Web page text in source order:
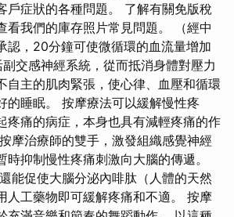
戶症狀的各種問題。 了解有關免版稅
看我們的庫存照片常見問題。 （經中
認，20分鐘可使微循環的血流量增加
交感神經系統，從而抵消身體對壓力
自主的肌肉緊張，使心律、血壓和循環
的睡眠。 按摩療法可以緩解慢性疼
疼痛的病症，本身也具有減輕疼痛的作
摩治療師的雙手，激發組織感覺神經
抑制慢性疼痛刺激向大腦的傳遞。
能促使大腦分泌內啡肽（人體的天然
人工藥物即可緩解疼痛和不適。 按摩